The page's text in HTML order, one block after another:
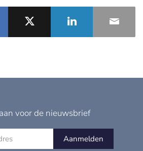
voor de nieuwsbrief
Aanmelden